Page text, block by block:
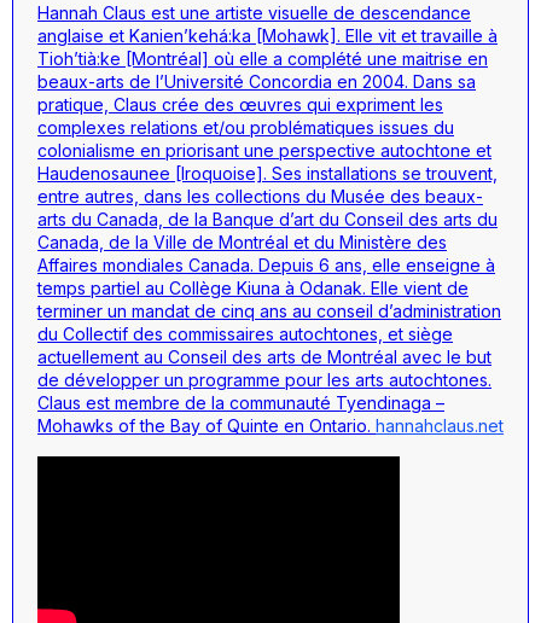
Hannah Claus est une artiste visuelle de descendance
anglaise et Kanien’kehá:ka [Mohawk]. Elle vit et travaille à
Tioh’tià:ke [Montréal] où elle a complété une maitrise en
beaux-arts de l’Université Concordia en 2004. Dans sa
pratique, Claus crée des œuvres qui expriment les
complexes relations et/ou problématiques issues du
colonialisme en priorisant une perspective autochtone et
Haudenosaunee [Iroquoise]. Ses installations se trouvent,
entre autres, dans les collections du Musée des beaux-
arts du Canada, de la Banque d’art du Conseil des arts du
Canada, de la Ville de Montréal et du Ministère des
Affaires mondiales Canada. Depuis 6 ans, elle enseigne à
temps partiel au Collège Kiuna à Odanak. Elle vient de
terminer un mandat de cinq ans au conseil d’administration
du Collectif des commissaires autochtones, et siège
actuellement au Conseil des arts de Montréal avec le but
de développer un programme pour les arts autochtones.
Claus est membre de la communauté Tyendinaga –
Mohawks of the Bay of Quinte en Ontario. hannahclaus.net